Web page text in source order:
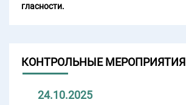
гласности.
КОНТРОЛЬНЫЕ МЕРОПРИЯТИЯ
24.10.2025